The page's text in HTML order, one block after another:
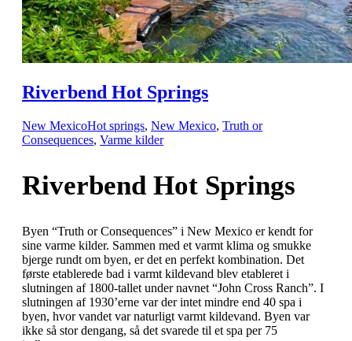
Riverbend Hot Springs
New MexicoHot springs, New Mexico, Truth or
Consequences, Varme kilder
Riverbend Hot Springs
Byen “Truth or Consequences” i New Mexico er kendt for
sine varme kilder. Sammen med et varmt klima og smukke
bjerge rundt om byen, er det en perfekt kombination. Det
første etablerede bad i varmt kildevand blev etableret i
slutningen af 1800-tallet under navnet “John Cross Ranch”. I
slutningen af 1930’erne var der intet mindre end 40 spa i
byen, hvor vandet var naturligt varmt kildevand. Byen var
ikke så stor dengang, så det svarede til et spa per 75